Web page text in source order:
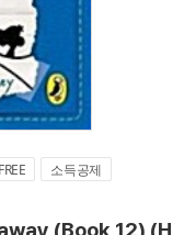
소득공제